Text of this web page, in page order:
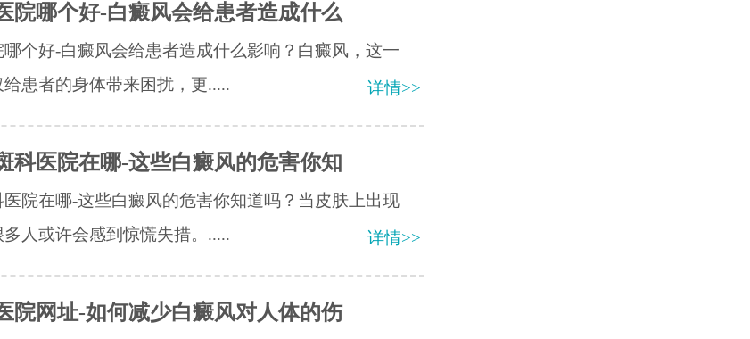
院哪个好-白癜风会给患者造成什么
个好-白癜风会给患者造成什么影响？白癜风，这一
患者的身体带来困扰，更.....
详情>>
科医院在哪-这些白癜风的危害你知
院在哪-这些白癜风的危害你知道吗？当皮肤上出现
人或许会感到惊慌失措。.....
详情>>
院网址-如何减少白癜风对人体的伤